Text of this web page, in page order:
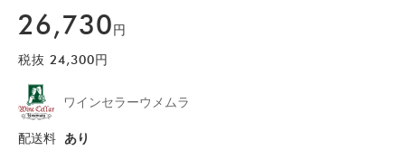
26,730 円
税抜 24,300 円
ワインセラーウメムラ
配送料
あり